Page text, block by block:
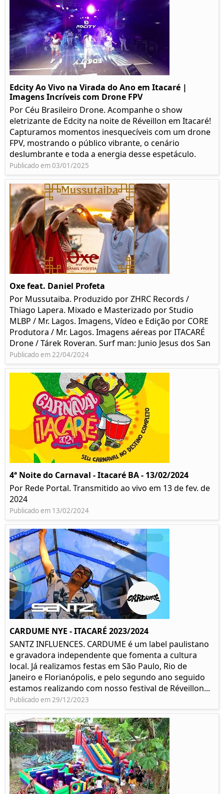
Edcity Ao Vivo na Virada do Ano em Itacaré |
Imagens Incríveis com Drone FPV
Por Céu Brasileiro Drone. Acompanhe o show
eletrizante de Edcity na noite de Réveillon em Itacaré!
Capturamos momentos inesquecíveis com um drone
FPV, mostrando o público vibrante, o cenário
deslumbrante e toda a energia desse espetáculo.
Publicado em 03/01/2025
Oxe feat. Daniel Profeta
Por Mussutaiba. Produzido por ZHRC Records /
Thiago Lapera. Mixado e Masterizado por Studio
MLBP / Mr. Lagos. Imagens, Vídeo e Edição por CORE
Produtora / Mr. Lagos. Imagens aéreas por ITACARÉ
Drone / Tárek Roveran. Surf man: Junio Jesus dos San
Publicado em 22/04/2024
4ª Noite do Carnaval - Itacaré BA - 13/02/2024
Por Rede Portal. Transmitido ao vivo em 13 de fev. de
2024
Publicado em 13/02/2024
CARDUME NYE - ITACARÉ 2023/2024
SANTZ INFLUENCES. CARDUME é um label paulistano
e gravadora independente que fomenta a cultura
local. Já realizamos festas em São Paulo, Rio de
Janeiro e Florianópolis, e pelo segundo ano seguido
estamos realizando com nosso festival de Réveillon...
Publicado em 29/12/2023